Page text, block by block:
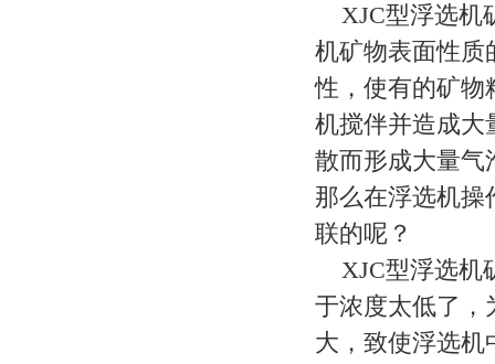
XJC型浮选机
机矿物表面性质
性，使有的矿物
机搅伴并造成大
散而形成大量气
那么在浮选机操
联的呢？
XJC型浮选机
于浓度太低了，
大，致使浮选机